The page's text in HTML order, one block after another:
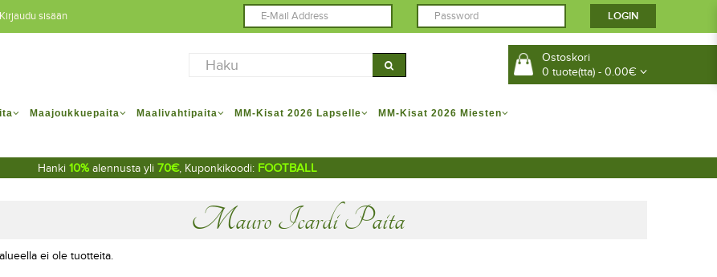
Kirjaudu sisään
Ostoskori
0 tuote(tta) - 0.00€
Maajoukkuepaita Maalivahtipaita MM-Kisat 2026 Lapselle MM-Kisat 2026 Miesten
Hanki 10% alennusta yli 70€, Kuponkikoodi: FOOTBALL
Mauro Icardi Paita
ei ole tuotteita.